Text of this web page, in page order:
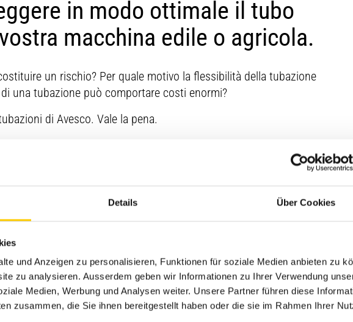
Details Über Cookies
und Anzeigen zu personalisieren, Funktionen für soziale Medien anbieten zu
zu analysieren. Ausserdem geben wir Informationen zu Ihrer Verwendung
Medien, Werbung und Analysen weiter. Unsere Partner führen diese
zusammen, die Sie ihnen bereitgestellt haben oder die sie im Rahmen Ihrer
in modo ottimale il tubo
macchina edile o agricola.
un rischio? Per quale motivo la flessibilità della tubazione
una tubazione può comportare costi enormi?
di Avesco. Vale la pena.
uno dei principali fattori per tenere sotto controllo i costi operativi